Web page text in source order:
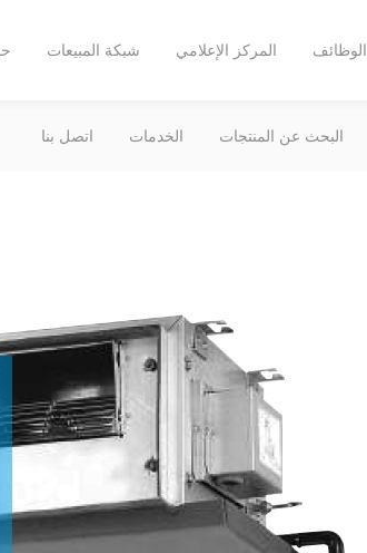
شبكة المبيعات المركز الإعلامي الوظائف
البحث عن المنتجات الخدمات اتصل بنا